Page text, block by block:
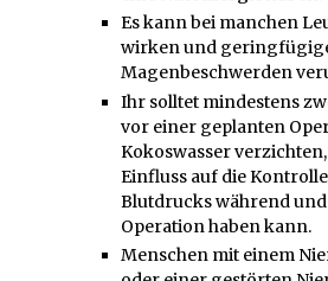
Es kann bei manchen
wirken und
Magenbeschwerden
Ihr solltet mindestens
vor einer geplanten
Kokoswasser
Einfluss auf die
Blutdrucks während
Operation haben kann.
Menschen mit einem